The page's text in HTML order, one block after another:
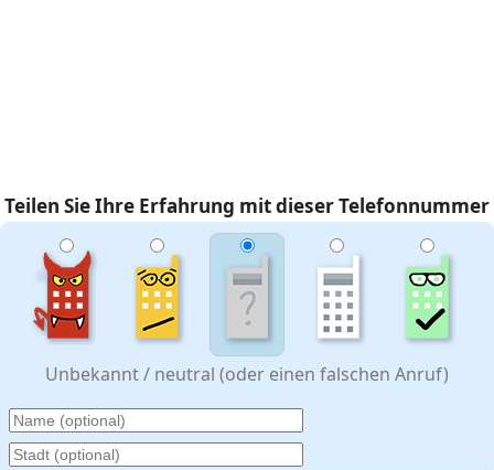
Teilen Sie Ihre Erfahrung mit dieser Telefonnummer
Unbekannt / neutral (oder einen falschen Anruf)